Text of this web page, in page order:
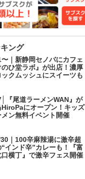
ング
｜新静岡セノバにカフェ
のひ堂ラボ』が出店！濃厚
ックムッシュにスイーツも
『尾道ラーメンWAN』が
HiroPaにオープン！キッズ
メン無料イベント開催
｜100辛麻辣湯に激辛超
“インド辛”カレーも！『富
口横丁』で激辛フェス開催